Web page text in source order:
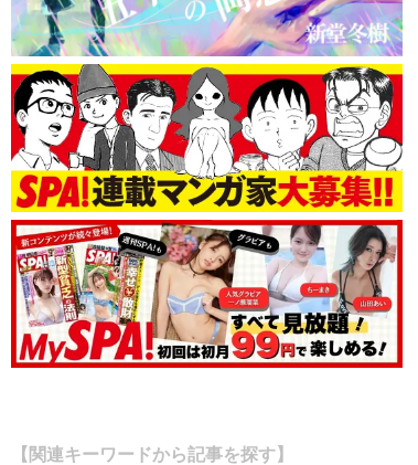
【関連キーワードから記事を探す】